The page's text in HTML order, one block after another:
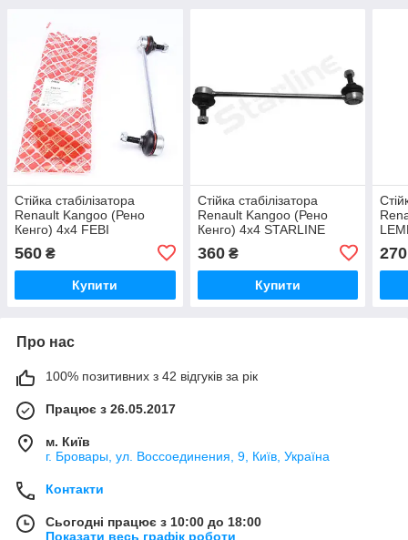
Стійка стабілізатора
Renault Kangoo (Рено
Кенго) 4х4 FEBI
560 ₴
Купити
Стійка стабілізатора
Renault Kangoo (Рено
Кенго) 4х4 STARLINE
360₴
Купити
270
Про нас
100% позитивних з 42 відгуків за рік
Працює з 26.05.2017
м. Київ
г. Бровары, ул. Воссоединения, 9, Київ, Україна
Контакти
Сьогодні працює з 10:00 до 18:00
Показати весь графік роботи